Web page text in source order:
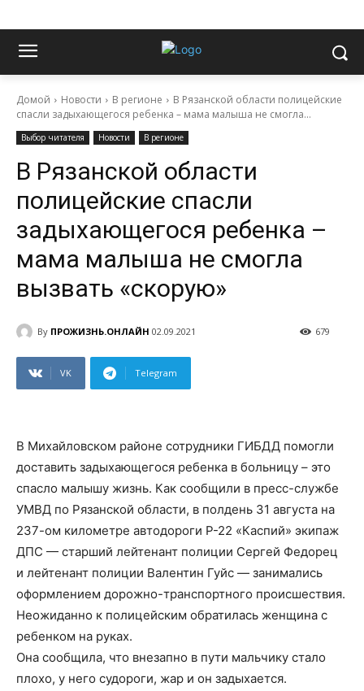
Домой Новости В регионе
В Рязанской области полицейские
спасли задыхающегося ребенка – мама малыша не смогла...
Выбор читателя Новости В регионе
В Рязанской области
полицейские спасли
задыхающегося ребенка –
мама малыша не смогла
вызвать «скорую»
By ПРОЖИЗНЬ.ОНЛАЙН 02.09.2021 679
VK Telegram
В Михайловском районе сотрудники ГИБДД помогли
доставить задыхающегося ребенка в больницу – это
спасло малышу жизнь. Как сообщили в пресс-службе
УМВД по Рязанской области, в полдень 31 августа на
237-ом километре автодороги Р-22 «Каспий» экипаж
ДПС — старший лейтенант полиции Сергей Федорец
и лейтенант полиции Валентин Гуйс — занимались
оформлением дорожно-транспортного происшествия.
Неожиданно к полицейским обратилась женщина с
ребенком на руках.
Она сообщила, что внезапно в пути мальчику стало
плохо, у него судороги, жар и он задыхается.